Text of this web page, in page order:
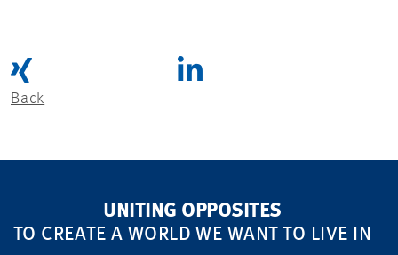
Back
UNITING OPPOSITES
TO CREATE A WORLD WE WANT TO LIVE IN